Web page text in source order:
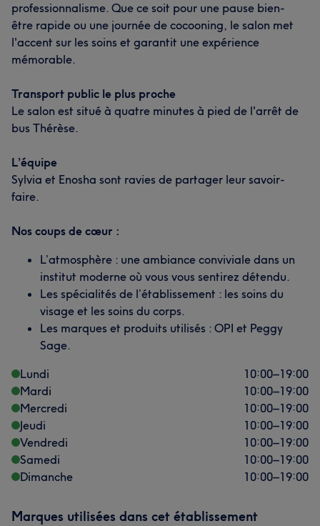
professionnalisme. Que ce soit pour une pause bien-
être rapide ou une journée de cocooning, le salon met
l'accent sur les soins et garantit une expérience
mémorable.
Transport public le plus proche
Le salon est situé à quatre minutes à pied de l'arrêt de
bus Thérèse.
L’équipe
Sylvia et Enosha sont ravies de partager leur savoir-
faire.
Nos coups de cœur :
L’atmosphère : une ambiance conviviale dans un
institut moderne où vous vous sentirez détendu.
Les spécialités de l’établissement : les soins du
visage et les soins du corps.
Les marques et produits utilisés : OPI et Peggy
Sage.
Lundi
10:00–19:00
Mardi
10:00–19:00
Mercredi
10:00–19:00
Jeudi
10:00–19:00
Vendredi
10:00–19:00
Samedi
10:00–19:00
Dimanche
10:00–19:00
Marques utilisées dans cet établissement